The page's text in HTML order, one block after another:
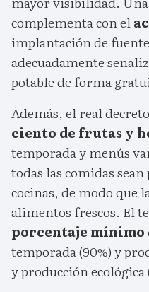
complementa con el
implantación de
adecuadamente
potable de forma
Además, el real
ciento de frutas y
temporada y menús
todas las comidas
cocinas, de modo que
alimentos frescos. El
porcentaje mínimo
temporada (90%) y
y producción ecológica